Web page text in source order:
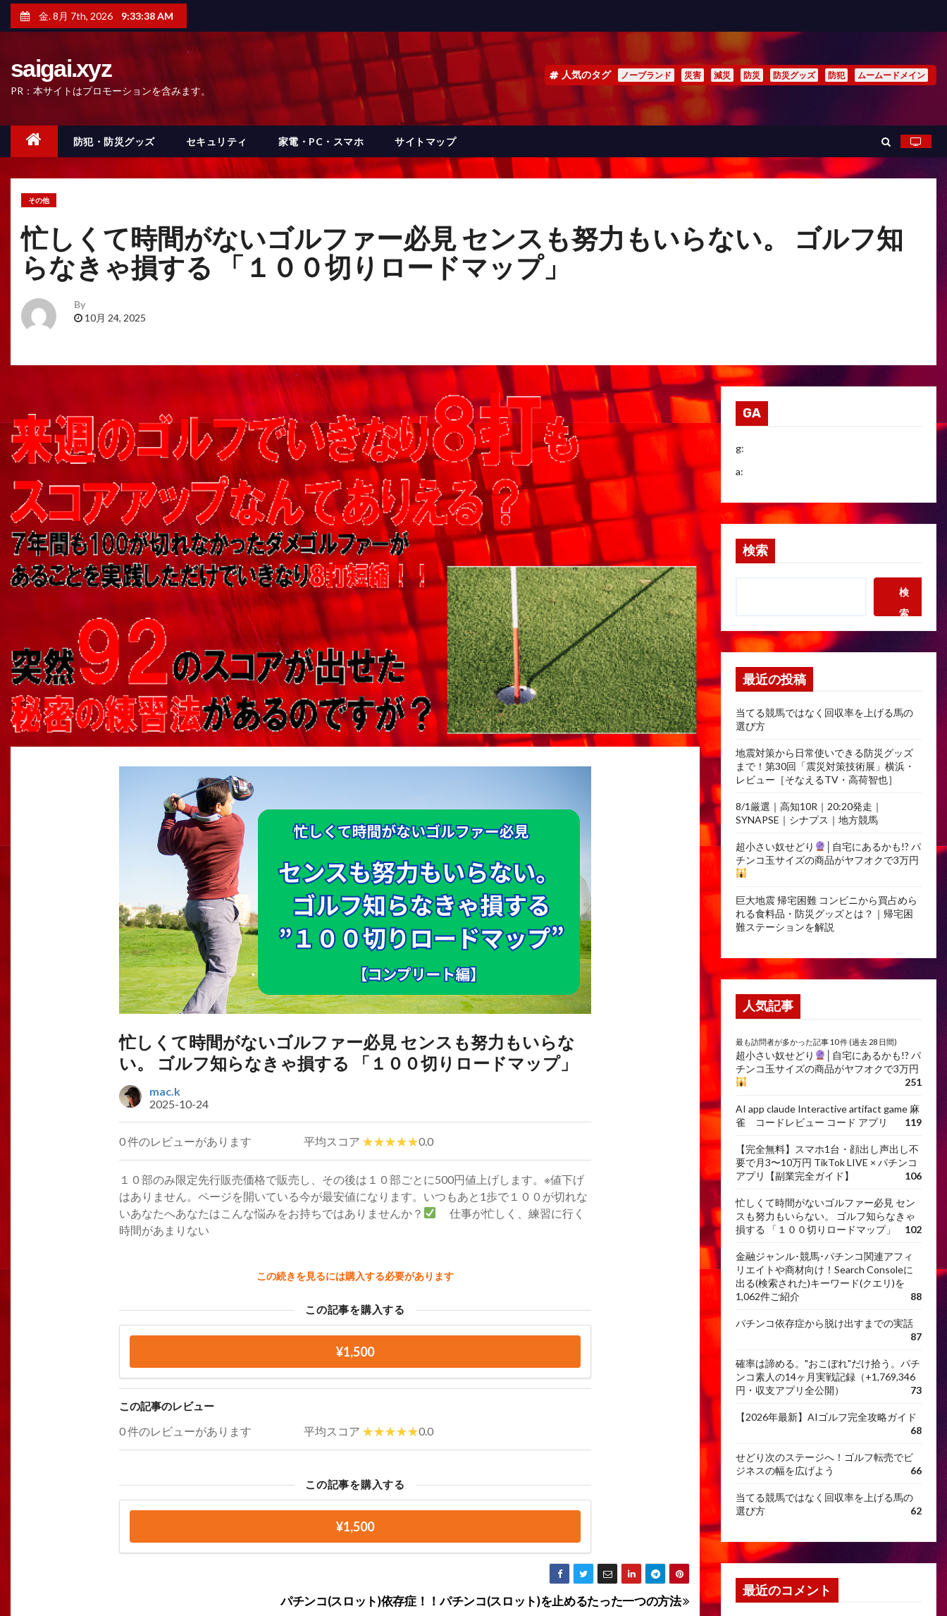
テ
プ
金. 8月 7th, 2026 9:33:40 AM
saigai.xyz
PR：本サイトはプロモーションを含みます。
人気のタグ ノーブランド 災害 減災 防災 防災グッズ 防犯 ムームードメイン
防犯・防災グッズ セキュリティ 家電・PC・スマホ サイトマップ
その他
忙しくて時間がないゴルファー必見 センスも努力もいらない。 ゴルフ知
らなきゃ損する 「１００切りロードマップ」
By
10月 24, 2025
忙しくて時間がないゴルファー必見 センスも努力もいらな
い。 ゴルフ知らなきゃ損する 「１００切りロードマップ」
mac.k
2025-10-24
0 件のレビューがあります 平均スコア 0.0
１０部のみ限定先行販売価格で販売し、その後は１０部ごとに500円値上げします。※値下げ
はありません。ページを開いている今が最安値になります。いつもあと1歩で１００が切れな
いあなたへあなたはこんな悩みをお持ちではありませんか？
仕事が忙しく、練習に行く
時間があまりない
この続きを見るには購入する必要があります
この記事を購入する
¥1,500
この記事のレビュー
0 件のレビューがあります 平均スコア 0.0
この記事を購入する
¥1,500
パチンコ(スロット)依存症！！パチンコ(スロット)を止めるたった一つの方法
GA
g:
a:
検索
検
索
最近の投稿
当てる競馬ではなく回収率を上げる馬の
選び方
地震対策から日常使いできる防災グッズ
まで！第30回「震災対策技術展」横浜・
レビュー［そなえるTV・高荷智也］
8/1厳選｜高知10R｜20:20発走｜
SYNAPSE｜シナプス｜地方競馬
超小さい奴せどり
│自宅にあるかも!? パ
チンコ玉サイズの商品がヤフオクで3万円
巨大地震 帰宅困難 コンビニから買占めら
れる食料品・防災グッズとは？｜帰宅困
難ステーションを解説
人気記事
最も訪問者が多かった記事 10 件 (過去 28 日間)
超小さい奴せどり
│自宅にあるかも!? パ
チンコ玉サイズの商品がヤフオクで3万円
251
AI app claude Interactive artifact game 麻
雀 コードレビュー コード アプリ
119
【完全無料】スマホ1台・顔出し声出し不
要で月3〜10万円 TikTok LIVE × パチンコ
アプリ【副業完全ガイド】
106
忙しくて時間がないゴルファー必見 セン
スも努力もいらない。 ゴルフ知らなきゃ
損する 「１００切りロードマップ」
102
金融ジャンル･競馬･パチンコ関連アフィ
リエイトや商材向け！Search Consoleに
出る(検索された)キーワード(クエリ)を
1,062件ご紹介
88
パチンコ依存症から脱け出すまでの実話
87
確率は諦める。"おこぼれ"だけ拾う。パチ
ンコ素人の14ヶ月実戦記録（+1,769,346
円・収支アプリ全公開）
73
【2026年最新】AIゴルフ完全攻略ガイド
68
せどり次のステージへ！ゴルフ転売でビ
ジネスの幅を広げよう
66
当てる競馬ではなく回収率を上げる馬の
選び方
62
最近のコメント